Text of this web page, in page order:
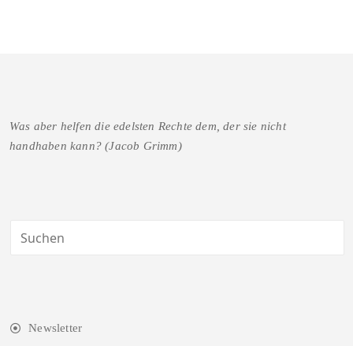
Was aber helfen die edelsten Rechte dem, der sie nicht
handhaben kann? (Jacob Grimm)
Newsletter